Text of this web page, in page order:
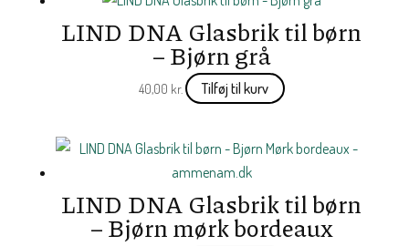
var:
40,00 kr..
er:
20,00 kr..
LIND DNA Glasbrik til børn
– Bjørn grå
40,00 kr. Tilføj til kurv
LIND DNA Glasbrik til børn
– Bjørn mørk bordeaux